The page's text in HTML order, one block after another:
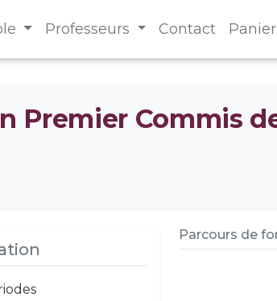
Professeurs Contact Panier
Premier Commis
Parcours de